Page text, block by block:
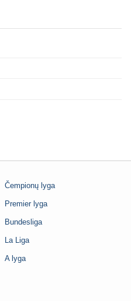
Čempionų lyga
Premier lyga
Bundesliga
La Liga
A lyga